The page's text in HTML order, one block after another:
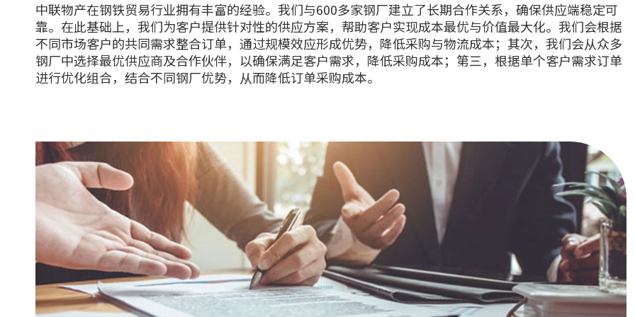
中联物产在钢铁贸易行业拥有丰富的经验。我们与600多家钢厂建立了长期合作关系，确保供应端稳定可
靠。在此基础上，我们为客户提供针对性的供应方案，帮助客户实现成本最优与价值最大化。我们会根据
不同市场客户的共同需求整合订单，通过规模效应形成优势，降低采购与物流成本；其次，我们会从众多
钢厂中选择最优供应商及合作伙伴，以确保满足客户需求，降低采购成本；第三，根据单个客户需求订单
进行优化组合，结合不同钢厂优势，从而降低订单采购成本。